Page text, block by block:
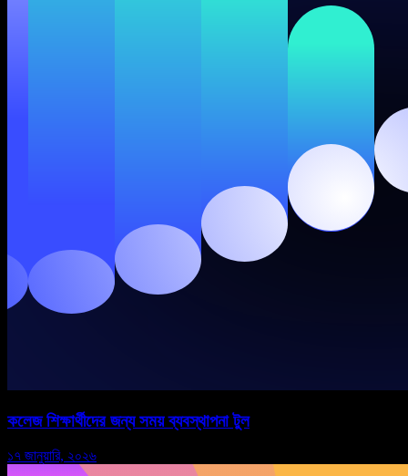
কলেজ শিক্ষার্থীদের জন্য সময় ব্যবস্থাপনা টুল
১৭ জানুয়ারি, ২০২৬